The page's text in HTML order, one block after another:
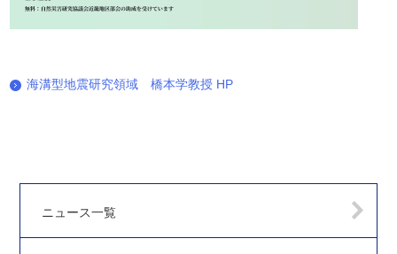
海溝型地震研究領域 橋本学教授 HP
ニュース一覧